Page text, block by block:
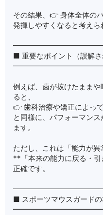
その結果、👉 身体全体の
発揮しやすくなると考えら
■ 重要なポイント（誤解さ
例えば、歯が抜けたまま
ると、
👉 歯科治療や矯正によっ
と同様に、パフォーマン
ます。
ただし、これは「能力が異
**「本来の能力に戻る・
正確です。
■ スポーツマウスガード